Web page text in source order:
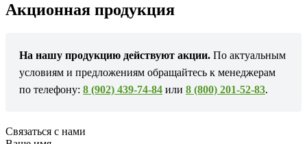
Акционная продукция
На нашу продукцию действуют акции. По актуальным
условиям и предложениям обращайтесь к менеджерам
по телефону: 8 (902) 439-74-84 или 8 (800) 201-52-83.
Связаться с нами